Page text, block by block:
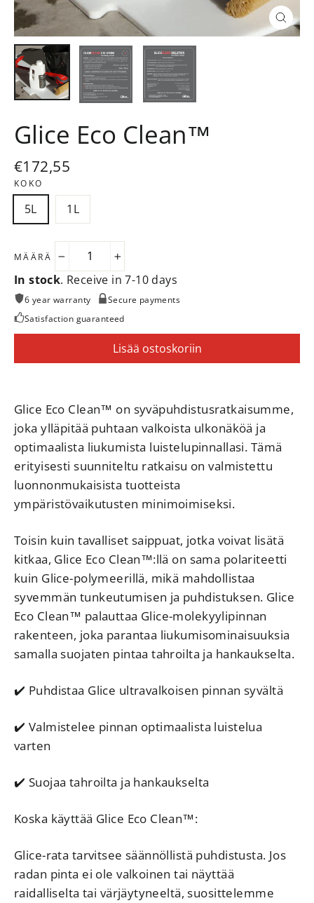
Sulje
(esc)
Glice Eco Clean™
Normaalihinta
€172,55
KOKO
5L 1L
MÄÄRÄ
In stock. Receive in 7-10 days
6 year warranty
Secure payments
Satisfaction guaranteed
Lisää ostoskoriin
Glice Eco Clean™ on syväpuhdistusratkaisumme,
joka ylläpitää puhtaan valkoista ulkonäköä ja
optimaalista liukumista luistelupinnallasi. Tämä
erityisesti suunniteltu ratkaisu on valmistettu
luonnonmukaisista tuotteista
ympäristövaikutusten minimoimiseksi.
Toisin kuin tavalliset saippuat, jotka voivat lisätä
kitkaa, Glice Eco Clean™:llä on sama polariteetti
kuin Glice-polymeerillä, mikä mahdollistaa
syvemmän tunkeutumisen ja puhdistuksen. Glice
Eco Clean™ palauttaa Glice-molekyylipinnan
rakenteen, joka parantaa liukumisominaisuuksia
samalla suojaten pintaa tahroilta ja hankaukselta.
✔️ Puhdistaa Glice ultravalkoisen pinnan syvältä
✔️ Valmistelee pinnan optimaalista luistelua
varten
✔️ Suojaa tahroilta ja hankaukselta
Koska käyttää Glice Eco Clean™:
Glice-rata tarvitsee säännöllistä puhdistusta. Jos
radan pinta ei ole valkoinen tai näyttää
raidalliselta tai värjäytyneeltä, suosittelemme